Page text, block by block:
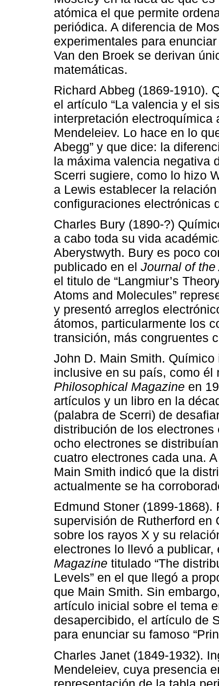
atómica el que permite
periódica. A diferencia de
experimentales para
Van den Broek se derivan
matemáticas.
Richard Abbeg (1869-1910).
el artículo “La valencia y el
interpretación electroquímica
Mendeleiev. Lo hace en lo
Abegg” y que dice: la
la máxima valencia negativa
Scerri sugiere, como lo hizo
a Lewis establecer la
configuraciones electrónicas
Charles Bury (1890-?)
a cabo toda su vida
Aberystwyth. Bury es poco
publicado en el Journal of
el titulo de “Langmiur’s
Atoms and Molecules”
y presentó arreglos
átomos, particularmente los
transición, más congruentes
John D. Main Smith.
inclusive en su país, como él
Philosophical Magazine en
artículos y un libro en la
(palabra de Scerri) de
distribución de los
ocho electrones se
cuatro electrones cada una.
Main Smith indicó que la
actualmente se ha
Edmund Stoner (1899-
supervisión de Rutherford
sobre los rayos X y su
electrones lo llevó a
Magazine titulado “The
Levels” en el que llegó a
que Main Smith. Sin
artículo inicial sobre el tema
desapercibido, el artículo de
para enunciar su famoso
Charles Janet (1849-1932).
Mendeleiev, cuya presencia